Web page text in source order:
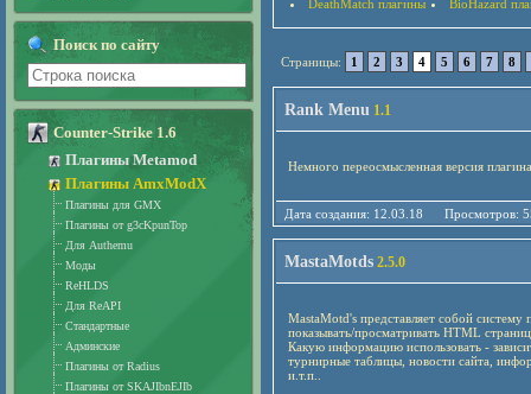
DeathMatch плагины
BioHazard
Страницы: 1 2 3 4 5 6 7 8
Rank Menu 1.1
Немного переосмысленная версия
Дата создания: 12.03.18
MastaMotds 2.5.0
MastaMotd's представляет собой
показывать/просматривать HTML
Какую информацию использовать -
турнирные таблицы, новости сайта,
и.т.п..
Поиск по сайту
Counter-Strike 1.6
Плагины Metamod
Плагины AmxModX
Плагины для GMX
Плагины от g3cKpunTop
Для Authemu
Моды
ReHLDS
Для ReAPI
Стандартные
Админские
Плагины от Radius
Плагины от SKAJIbnEJIb